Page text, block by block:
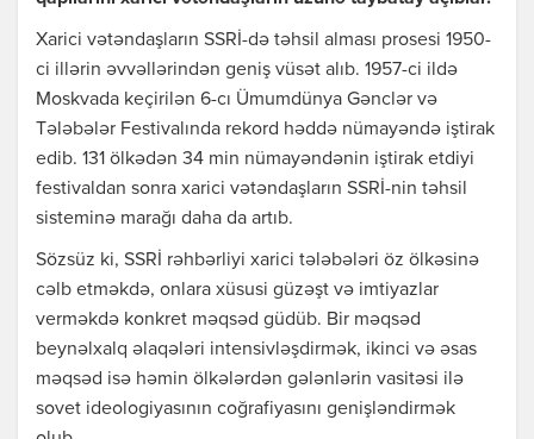
Xarici vətəndaşların SSRİ-də təhsil alması prosesi 1950-
ci illərin əvvəllərindən geniş vüsət alıb. 1957-ci ildə
Moskvada keçirilən 6-cı Ümumdünya Gənclər və
Tələbələr Festivalında rekord həddə nümayəndə iştirak
edib. 131 ölkədən 34 min nümayəndənin iştirak etdiyi
festivaldan sonra xarici vətəndaşların SSRİ-nin təhsil
sisteminə marağı daha da artıb.
Sözsüz ki, SSRİ rəhbərliyi xarici tələbələri öz ölkəsinə
cəlb etməkdə, onlara xüsusi güzəşt və imtiyazlar
verməkdə konkret məqsəd güdüb. Bir məqsəd
beynəlxalq əlaqələri intensivləşdirmək, ikinci və əsas
məqsəd isə həmin ölkələrdən gələnlərin vasitəsi ilə
sovet ideologiyasının coğrafiyasını genişləndirmək